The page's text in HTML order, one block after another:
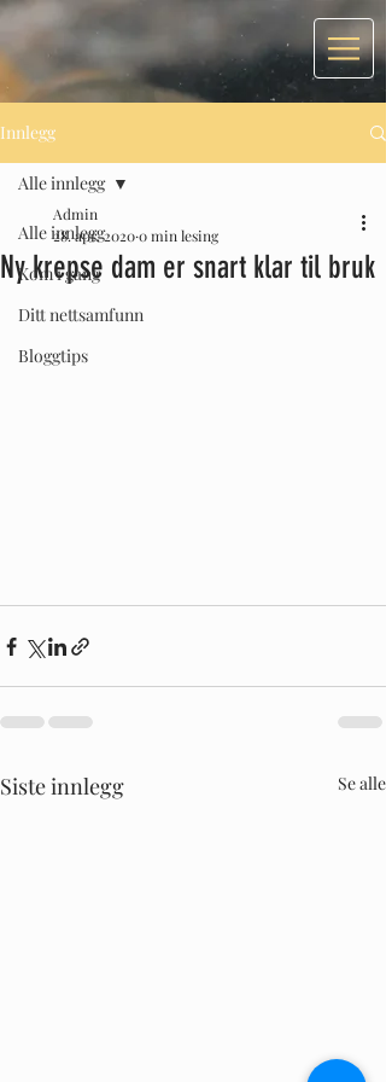
Innlegg
Alle innlegg
Kom i gang
Ditt nettsamfunn
Bloggtips
Alle innlegg
Ny krepse dam er snart klar til bruk
Admin
28. apr. 20200 min lesing
Siste innlegg Se alle